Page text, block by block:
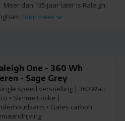
dan 135 jaar later is Raleigh
Toon meer
One - 360 Wh
- Sage Grey
speed versnelling | 360 Watt
• Slimme E-bike |
• Gates carbon